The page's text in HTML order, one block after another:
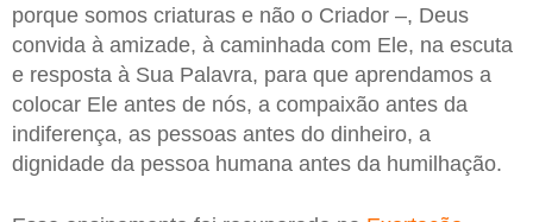
porque somos criaturas e não o Criador –, Deus
convida à amizade, à caminhada com Ele, na escuta
e resposta à Sua Palavra, para que aprendamos a
colocar Ele antes de nós, a compaixão antes da
indiferença, as pessoas antes do dinheiro, a
dignidade da pessoa humana antes da humilhação.